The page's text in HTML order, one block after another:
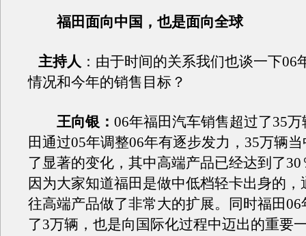
福田面向中国，也是面向全球
主持人 ：由于时间的关系我们也谈一下06
情况和今年的销售目标？
王向银： 06年福田汽车销售超过了35
田通过05年调整06年有逐步发力，35万辆
了显著的变化，其中高端产品已经达到了
因为大家知道福田是做中低档轻卡出身的，
往高端产品做了非常大的扩展。同时福田
了3万辆，也是向国际化过程中迈出的重要